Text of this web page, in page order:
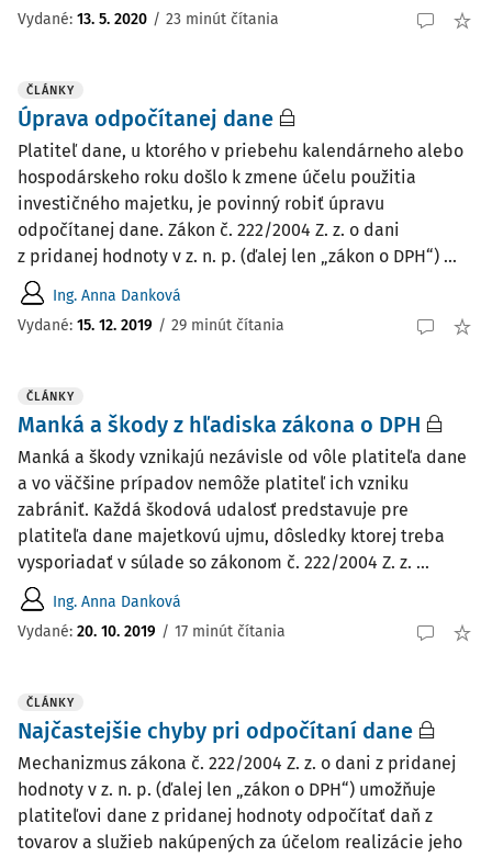
Vydané: 13. 5. 2020 / 23 minút čítania
ČLÁNKY
Úprava odpočítanej dane
Platiteľ dane, u ktorého v priebehu kalendárneho alebo
hospodárskeho roku došlo k zmene účelu použitia
investičného majetku, je povinný robiť úpravu
odpočítanej dane. Zákon č. 222/2004 Z. z. o dani
z pridanej hodnoty v z. n. p. (ďalej len „zákon o DPH“) ...
Ing. Anna Danková
Vydané: 15. 12. 2019 / 29 minút čítania
ČLÁNKY
Manká a škody z hľadiska zákona o DPH
Manká a škody vznikajú nezávisle od vôle platiteľa dane
a vo väčšine prípadov nemôže platiteľ ich vzniku
zabrániť. Každá škodová udalosť predstavuje pre
platiteľa dane majetkovú ujmu, dôsledky ktorej treba
vysporiadať v súlade so zákonom č. 222/2004 Z. z. ...
Ing. Anna Danková
Vydané: 20. 10. 2019 / 17 minút čítania
ČLÁNKY
Najčastejšie chyby pri odpočítaní dane
Mechanizmus zákona č. 222/2004 Z. z. o dani z pridanej
hodnoty v z. n. p. (ďalej len „zákon o DPH“) umožňuje
platiteľovi dane z pridanej hodnoty odpočítať daň z
tovarov a služieb nakúpených za účelom realizácie jeho